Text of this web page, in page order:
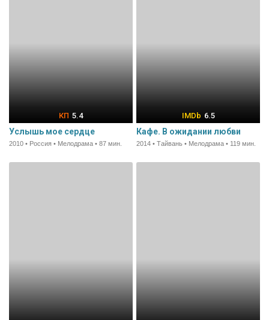
5.4
Услышь мое сердце
2010 • Россия • Мелодрама • 87 мин.
6.5
Кафе. В ожидании любви
2014 • Тайвань • Мелодрама • 119 мин.